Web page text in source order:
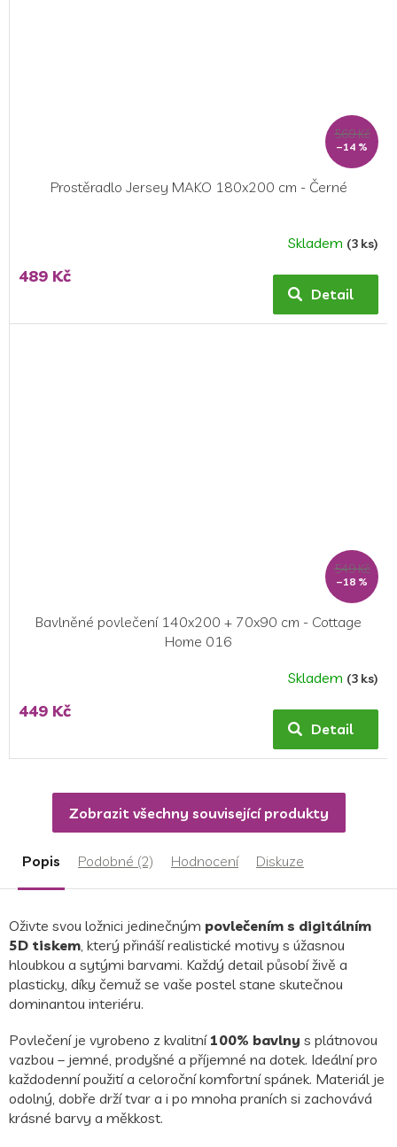
569 Kč
–14 %
Prostěradlo Jersey MAKO 180x200 cm - Černé
Skladem (3 ks)
489 Kč
Detail
549 Kč
–18 %
Bavlněné povlečení 140x200 + 70x90 cm - Cottage
Home 016
hodnocení
produktu
5,0
hvězdiček.
Skladem (3 ks)
449 Kč
Detail
Zobrazit všechny související produkty
Popis Podobné (2) Hodnocení Diskuze
Oživte svou ložnici jedinečným povlečením s digitálním
5D tiskem, který přináší realistické motivy s úžasnou
hloubkou a sytými barvami. Každý detail působí živě a
plasticky, díky čemuž se vaše postel stane skutečnou
dominantou interiéru.
Povlečení je vyrobeno z kvalitní100% bavlny s plátnovou
vazbou – jemné, prodyšné a příjemné na dotek. Ideální pro
každodenní použití a celoroční komfortní spánek. Materiál je
odolný, dobře drží tvar a i po mnoha praních si zachovává
krásné barvy a měkkost.